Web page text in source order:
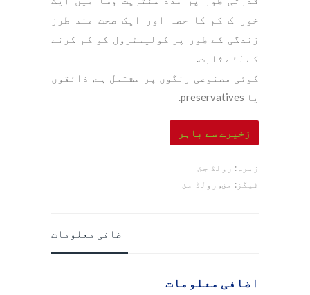
خوراک کم کا حصہ اور ایک صحت مند طرز
زندگی کے طور پر کولیسٹرول کو کم کرنے
کے لئے ثابت.
کوئی مصنوعی رنگوں پر مشتمل ہے, ذائقوں
یا preservatives.
زخیرے سے باہر
زمرہ: رولڈ جئ
ٹیگز: جئ, رولڈ جئ
اضافی معلومات
اضافی معلومات